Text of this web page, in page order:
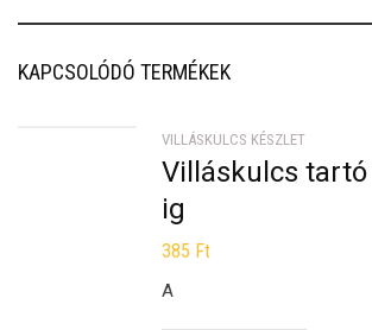
KAPCSOLÓDÓ TERMÉKEK
VILLÁSKULCS KÉSZLET
Villáskulcs
ig
385 Ft
A